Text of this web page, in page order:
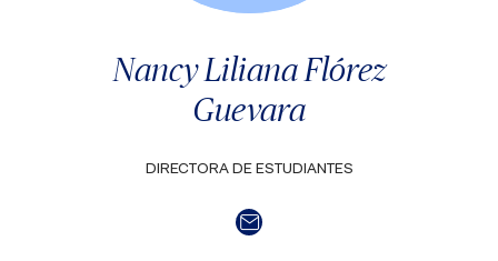
Nancy Liliana Flórez
Guevara
DIRECTORA DE ESTUDIANTES